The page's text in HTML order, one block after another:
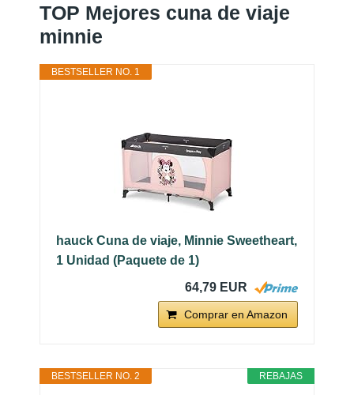
TOP Mejores cuna de viaje
minnie
BESTSELLER NO. 1
hauck Cuna de viaje, Minnie Sweetheart,
1 Unidad (Paquete de 1)
64,79 EUR
Comprar en Amazon
REBAJAS
BESTSELLER NO. 2